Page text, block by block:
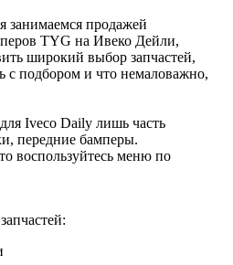
занимаемся продажей
TYG на Ивеко Дейли,
широкий выбор запчастей,
подбором и что немаловажно,
Iveco Daily лишь часть
передние бамперы.
воспользуйтесь меню по